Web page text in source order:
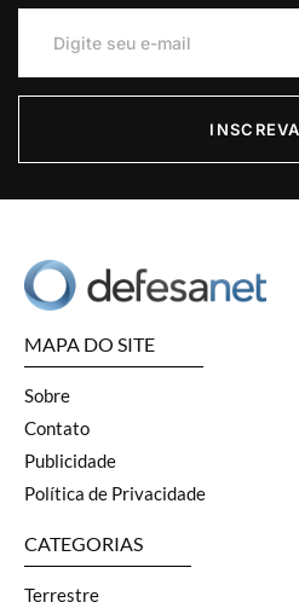
MAPA DO SITE
Sobre
Contato
Publicidade
Política de Privacidade
CATEGORIAS
Terrestre